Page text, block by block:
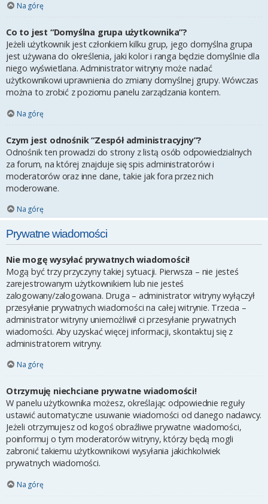
Na górę
Co to jest “Domyślna grupa użytkownika”?
Jeżeli użytkownik jest członkiem kilku grup, jego domyślna grupa
jest używana do określenia, jaki kolor i ranga będzie domyślnie dla
niego wyświetlana. Administrator witryny może nadać
użytkownikowi uprawnienia do zmiany domyślnej grupy. Wówczas
można to zrobić z poziomu panelu zarządzania kontem.
Na górę
Czym jest odnośnik “Zespół administracyjny”?
Odnośnik ten prowadzi do strony z listą osób odpowiedzialnych
za forum, na której znajduje się spis administratorów i
moderatorów oraz inne dane, takie jak fora przez nich
moderowane.
Na górę
Prywatne wiadomości
Nie mogę wysyłać prywatnych wiadomości!
Mogą być trzy przyczyny takiej sytuacji. Pierwsza – nie jesteś
zarejestrowanym użytkownikiem lub nie jesteś
zalogowany/zalogowana. Druga – administrator witryny wyłączył
przesyłanie prywatnych wiadomości na całej witrynie. Trzecia –
administrator witryny uniemożliwił ci przesyłanie prywatnych
wiadomości. Aby uzyskać więcej informacji, skontaktuj się z
administratorem witryny.
Na górę
Otrzymuję niechciane prywatne wiadomości!
W panelu użytkownika możesz, określając odpowiednie reguły
ustawić automatyczne usuwanie wiadomości od danego nadawcy.
Jeżeli otrzymujesz od kogoś obraźliwe prywatne wiadomości,
poinformuj o tym moderatorów witryny, którzy będą mogli
zabronić takiemu użytkownikowi wysyłania jakichkolwiek
prywatnych wiadomości.
Na górę